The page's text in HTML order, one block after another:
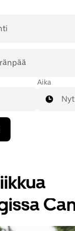
Aika
Nyt